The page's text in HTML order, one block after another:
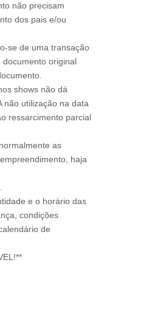
não precisam
dos pais e/ou
se de uma transação
original
shows não dá
não utilização na data
ressarcimento parcial
as
haja
e o horário das
condições
de